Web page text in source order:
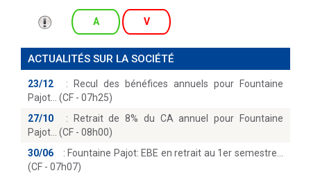
A V
ACTUALITÉS SUR LA SOCIÉTÉ
23/12 :
Recul des bénéfices annuels pour Fountaine
Pajot… (CF - 07h25)
27/10
:
Retrait de 8% du CA annuel pour Fountaine
Pajot… (CF - 08h00)
30/06
: Fountaine Pajot: EBE en retrait au 1er semestre
(CF - 07h07)